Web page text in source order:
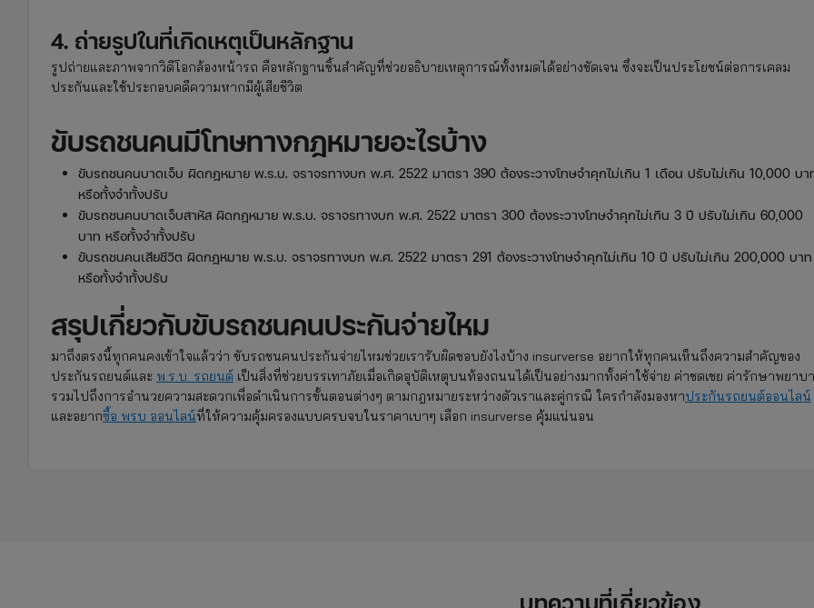
4. ถ่ายรูปในที่เกิดเหตุเป็นหลักฐาน
รูปถ่ายและภาพจากวิดีโอกล้องหน้ารถ คือหลักฐานชิ้นสำคัญที่ช่วยอธิบายเหตุการณ์ทั้งหมดได้อย่างชัดเจน ซึ่งจะเป็นประโยชน์ต่อการเคลม
ประกันและใช้ประกอบคดีความหากมีผู้เสียชีวิต
ขับรถชนคนมีโทษทางกฎหมายอะไรบ้าง
ขับรถชนคนบาดเจ็บ ผิดกฎหมาย พ.ร.บ. จราจรทางบก พ.ศ. 2522 มาตรา 390 ต้องระวางโทษจำคุกไม่เกิน 1 เดือน ปรับไม่เกิน 10,000 บา
หรือทั้งจำทั้งปรับ
ขับรถชนคนบาดเจ็บสาหัส ผิดกฎหมาย พ.ร.บ. จราจรทางบก พ.ศ. 2522 มาตรา 300 ต้องระวางโทษจำคุกไม่เกิน 3 ปี ปรับไม่เกิน 60,000
บาท หรือทั้งจำทั้งปรับ
ขับรถชนคนเสียชีวิต ผิดกฎหมาย พ.ร.บ. จราจรทางบก พ.ศ. 2522 มาตรา 291 ต้องระวางโทษจำคุกไม่เกิน 10 ปี ปรับไม่เกิน 200,000 บาท
หรือทั้งจำทั้งปรับ
สรุปเกี่ยวกับขับรถชนคนประกันจ่ายไหม
มาถึงตรงนี้ทุกคนคงเข้าใจแล้วว่า ขับรถชนคนประกันจ่ายไหมช่วยเรารับผิดชอบยังไงบ้าง insurverse อยากให้ทุกคนเห็นถึงความสำคัญของ
ประกันรถยนต์และ พ.ร.บ. รถยนต์ เป็นสิ่งที่ช่วยบรรเทาภัยเมื่อเกิดอุบัติเหตุบนท้องถนนได้เป็นอย่างมากทั้งค่าใช้จ่าย ค่าชดเชย ค่ารักษาพยาบ
รวมไปถึงการอำนวยความสะดวกเพื่อดำเนินการขั้นตอนต่างๆ ตามกฎหมายระหว่างตัวเราและคู่กรณี ใครกำลังมองหาประกันรถยนต์ออนไลน์
และอยากซื้อ พรบ ออนไลน์ที่ให้ความคุ้มครองแบบครบจบในราคาเบาๆ เลือก insurverse คุ้มแน่นอน